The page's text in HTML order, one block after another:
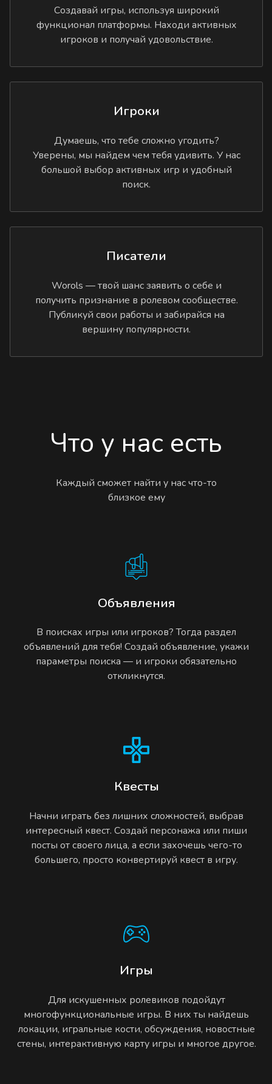
Создавай игры, используя широкий
функционал платформы. Находи активных
игроков и получай удовольствие.
Игроки
Думаешь, что тебе сложно угодить?
Уверены, мы найдем чем тебя удивить. У нас
большой выбор активных игр и удобный
поиск.
Писатели
Worols — твой шанс заявить о себе и
получить признание в ролевом сообществе.
Публикуй свои работы и забирайся на
вершину популярности.
Что у нас есть
Каждый сможет найти у нас что-то
близкое ему
Объявления
В поисках игры или игроков? Тогда раздел
объявлений для тебя! Создай объявление, укажи
параметры поиска — и игроки обязательно
откликнутся.
Квесты
Начни играть без лишних сложностей, выбрав
интересный квест. Создай персонажа или пиши
посты от своего лица, а если захочешь чего-то
большего, просто конвертируй квест в игру.
Игры
Для искушенных ролевиков подойдут
многофункциональные игры. В них ты найдешь
локации, игральные кости, обсуждения, новостные
стены, интерактивную карту игры и многое другое.